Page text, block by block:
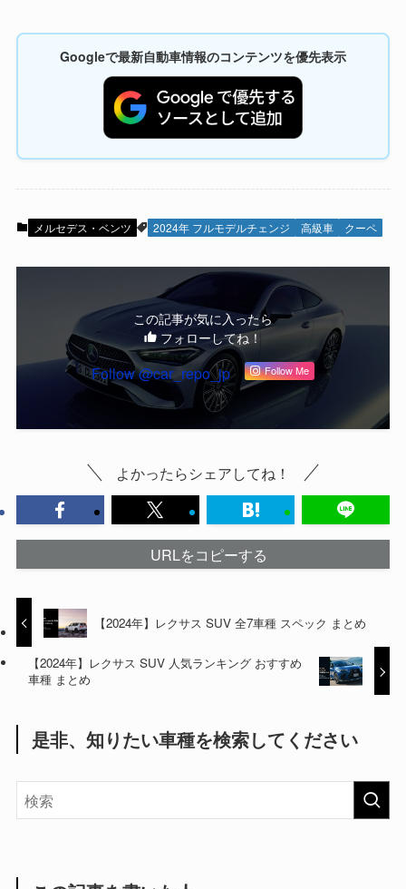
Googleで最新自動車情報のコンテンツを優先表示
メルセデス・ベンツ 2024年 フルモデルチェンジ 高級車 クーペ
この記事が気に入ったら
フォローしてね！
Follow @car_repo_jp Follow Me
よかったらシェアしてね！
URLをコピーする
【2024年】レクサス SUV 全7車種 スペック まとめ
【2024年】レクサス SUV 人気ランキング おすすめ
車種 まとめ
是非、知りたい車種を検索してください